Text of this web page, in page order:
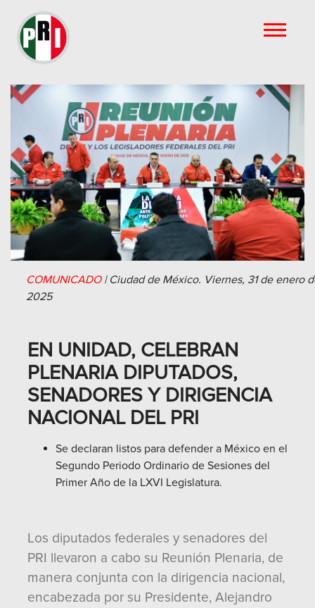
COMUNICADO| Ciudad de México. Viernes, 31 de enero
2025
EN UNIDAD, CELEBRAN
PLENARIA DIPUTADOS,
SENADORES Y DIRIGENCIA
NACIONAL DEL PRI
Se declaran listos para defender a México en el
Segundo Periodo Ordinario de Sesiones del
Primer Año de la LXVI Legislatura.
Los diputados federales y senadores del
PRI llevaron a cabo su Reunión Plenaria, de
manera conjunta con la dirigencia nacional,
encabezada por su Presidente, Alejandro